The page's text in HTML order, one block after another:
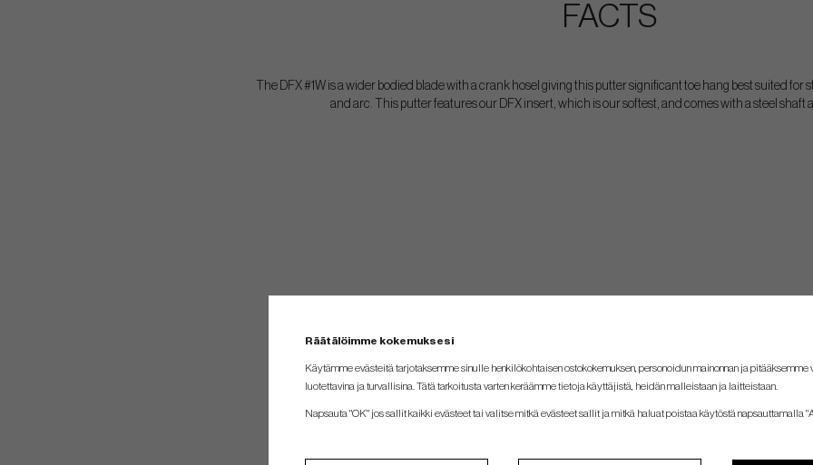
FACTS
The DFX #1W is a wider bodied blade with a crank hosel giving this putter significant toe hang best suited for
and arc. This putter features our DFX insert, which is our softest, and comes with a steel shaft
Räätälöimme kokemuksesi
Käytämme evästeitä tarjotaksemme sinulle henkilökohtaisen ostokokemuksen, personoidun mainonnan ja pitääksemme
luotettavina ja turvallisina. Tätä tarkoitusta varten keräämme tietoja käyttäjistä, heidän malleistaan ​​ja laitteistaan.
Napsauta "OK" jos sallit kaikki evästeet tai valitse mitkä evästeet sallit ja mitkä haluat poistaa käytöstä napsauttamalla